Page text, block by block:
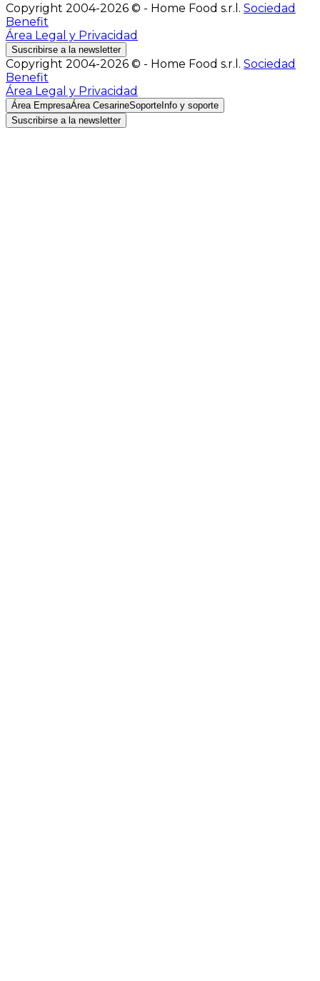
Copyright 2004-2026 © - Home Food s.r.l. Sociedad
Benefit
Área Legal y Privacidad
Suscribirse a la newsletter
Copyright 2004-2026 © - Home Food s.r.l. Sociedad
Benefit
Área Legal y Privacidad
Área EmpresaÁrea CesarineSoporte Info y soporte
Suscribirse a la newsletter